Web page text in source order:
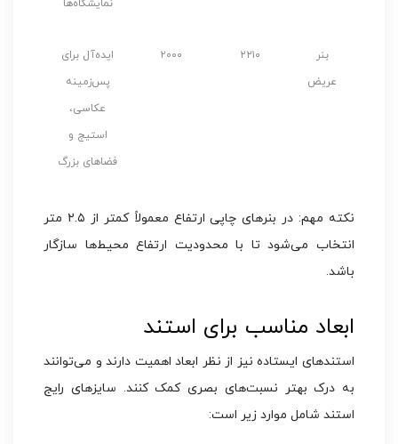
نمایشگاه‌ها
بنر
عریض
۲۲۱۰ ۲۰۰۰
ایده‌آل برای
پس‌زمینه
عکاسی،
استیج و
فضاهای بزرگ
نکته مهم: در بنرهای چاپی ارتفاع معمولاً کمتر از ۲.۵ متر
انتخاب می‌شود تا با محدودیت ارتفاع محیط‌ها سازگار
باشد.
ابعاد مناسب برای استند
استندهای ایستاده نیز از نظر ابعاد اهمیت دارند و می‌توانند
به درک بهتر نسبت‌های بصری کمک کنند. سایزهای رایج
استند شامل موارد زیر است: